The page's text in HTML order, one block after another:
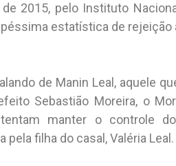
2015, pelo Instituto
estatística de rejeição
de Manin Leal, aquele
Sebastião Moreira, o
tentam manter o controle
pela filha do casal, Valéria Leal.